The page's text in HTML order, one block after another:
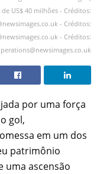
US$ 40 milhões - Créditos:
- Créditos:
- Créditos:
por uma força
gol,
em um dos
patrimônio
uma ascensão